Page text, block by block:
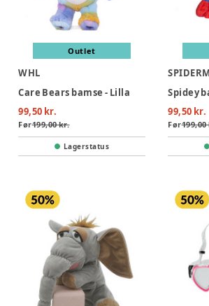
Outlet
WHL
Care Bears bamse - Lilla
99,50 kr.
Før199,00 kr.
Lagerstatus
Spidey
99,50 kr.
Før